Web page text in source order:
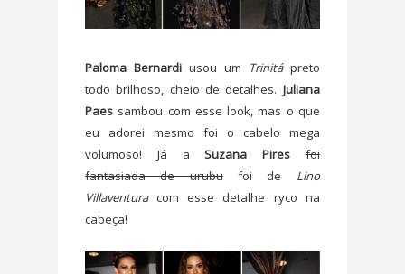
Paloma Bernardiusou um Trinitá preto
todo brilhoso, cheio de detalhes. Juliana
Paes sambou com esse look, mas o que
eu adorei mesmo foi o cabelo mega
volumoso! Já aSuzana Pires
foi
fantasiada de urubufoi de Lino
Villaventuracom esse detalhe ryco na
cabeça!